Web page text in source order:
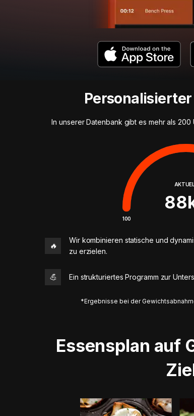
In unserer Datenbank gibt es mehr als
88
100
🔥
Wir kombinieren statische und
zu erzielen.
💪 Ein strukturiertes Programm zur
*Ergebnisse bei der
Essensplan auf